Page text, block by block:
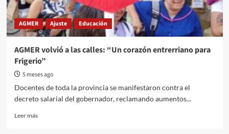
enfrentar
un
escenario
“complejo”
AGMER Ajuste Educación
AGMER volvió a las calles: “Un corazón entrerriano para
Frigerio”
5 meses ago
Docentes de toda la provincia se manifestaron contra el
decreto salarial del gobernador, reclamando aumentos...
Leer másRead